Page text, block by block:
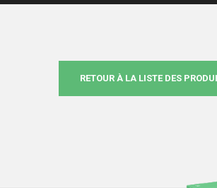
RETOUR À LA LISTE DES